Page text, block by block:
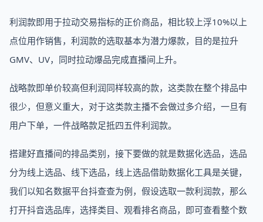
利润款即用于拉动交易指标的正价商品，相比较上浮10%以上
点位用作销售，利润款的选取基本为潜力爆款，目的是拉升
GMV、UV，同时拉动爆品完成直播间上升。
战略款即单价较高但利润同样较高的款，这类款在整个排品中
很少，但意义重大，对于这类款主播不会做过多介绍，一旦有
用户下单，一件战略款足抵四五件利润款。
搭建好直播间的排品类别，接下要做的就是数据化选品，选品
分为线上选品、线下选品，线上选品借助数据化工具是关键，
我们以知名数据平台抖查查为例，假设选取一款利润款，那么
打开抖音选品库，选择类目、观看排名商品，即可查看整个数